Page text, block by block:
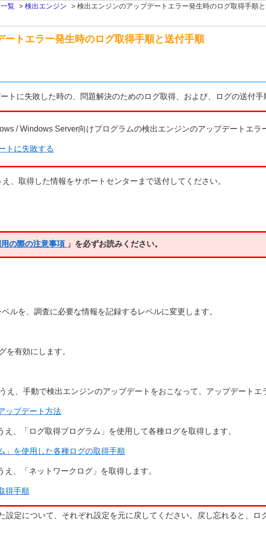
覧 > 検出エンジン > 検出エンジンのアップデートエラー発生時のログ取得手順
ートエラー発生時のログ取得手順と送付手順
トに失敗した時の、問題解決のためのログ取得、および、ログの送付手
/ Windows Server向けプログラムの検出エンジンのアップデートエラ
トに失敗する
、取得した情報をサポートセンターまで送付してください。
の際の注意事項 」を必ずお読みください。
ルを、調査に必要な情報を記録するレベルに変更します。
を有効にします。
え、手動で検出エンジンのアップデートをおこなって、アップデートエ
ップデート方法
え、「ログ取得プログラム」を使用して各種ログを取得します。
」を使用した各種ログの取得手順
え、「ネットワークログ」を取得します。
得手順
設定について、それぞれ設定を元に戻してください。戻し忘れると、